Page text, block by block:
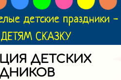
детские праздники -
СКАЗКУ
ДЕТСКИХ